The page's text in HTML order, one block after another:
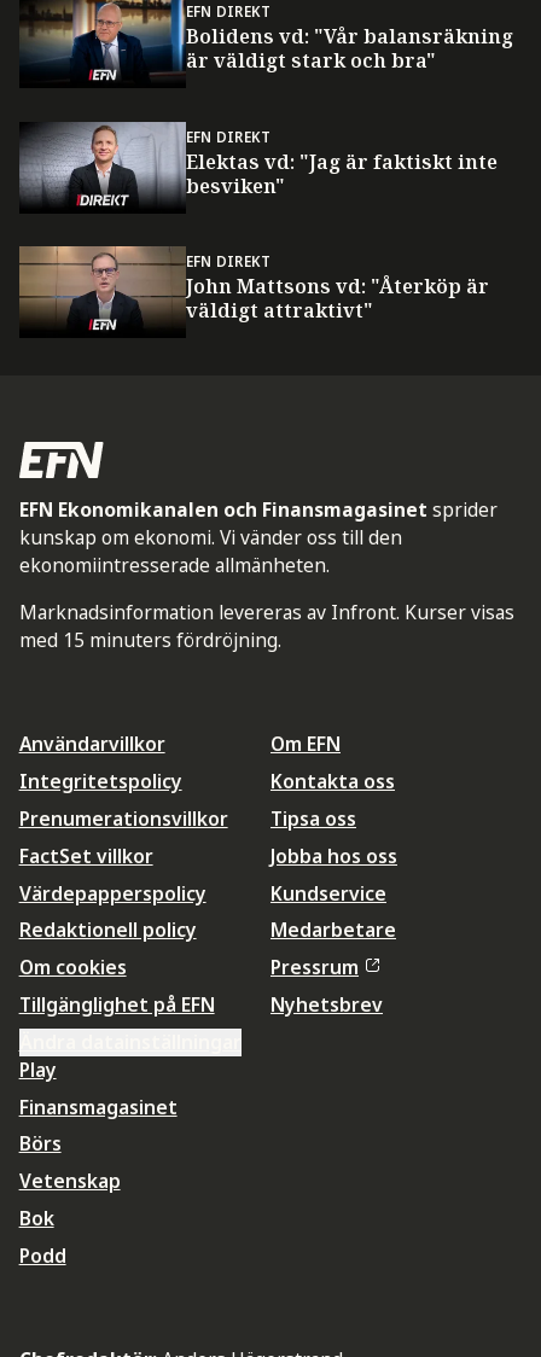
EFN DIREKT
Bolidens vd: "Vår balansräkning
är väldigt stark och bra"
EFN DIREKT
Elektas vd: "Jag är faktiskt inte
besviken"
EFN DIREKT
John Mattsons vd: "Återköp är
väldigt attraktivt"
EFN Ekonomikanalen och Finansmagasinet sprider
kunskap om ekonomi. Vi vänder oss till den
ekonomiintresserade allmänheten.
Marknadsinformation levereras av Infront. Kurser visas
med 15 minuters fördröjning.
Användarvillkor
Integritetspolicy
Prenumerationsvillkor
FactSet villkor
Värdepapperspolicy
Redaktionell policy
Om cookies
Tillgänglighet på EFN
Om EFN
Kontakta oss
Tipsa oss
Jobba hos oss
Kundservice
Medarbetare
Pressrum
Nyhetsbrev
Play
Finansmagasinet
Börs
Vetenskap
Bok
Podd